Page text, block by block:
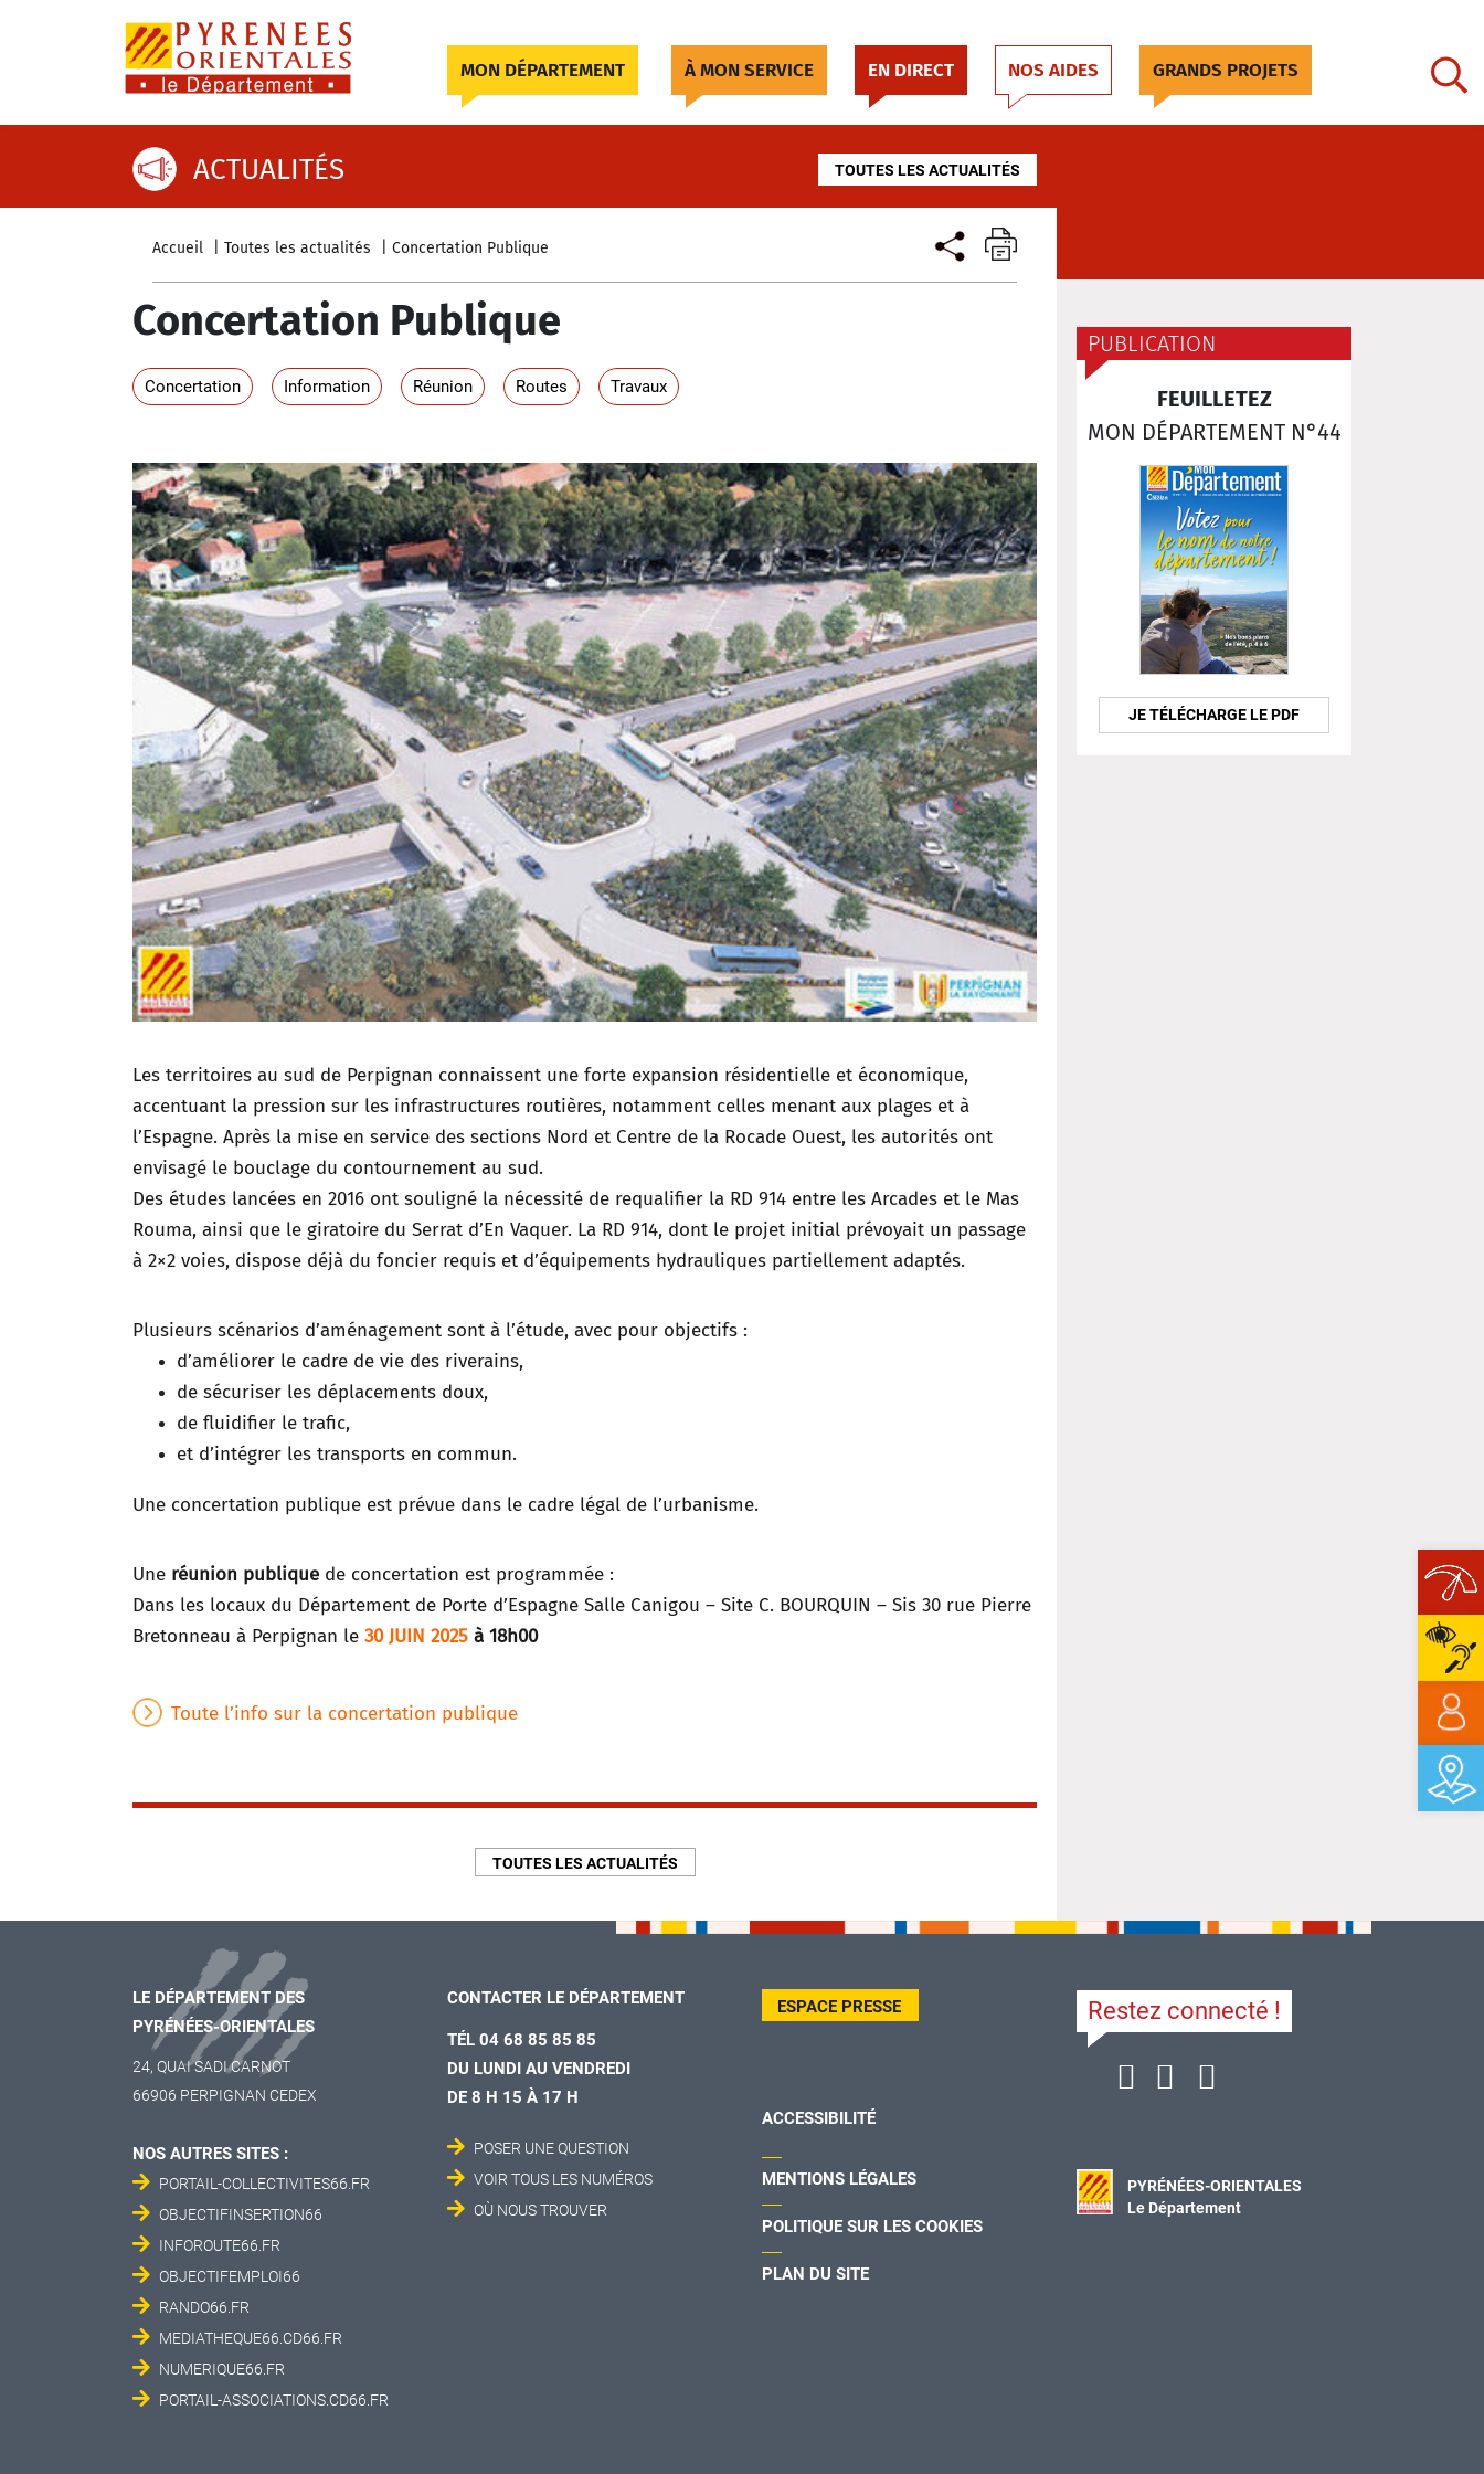
MON DÉPARTEMENT À MON SERVICE EN DIRECT NOS AIDES GRANDS PROJETS
ACTUALITÉS TOUTES LES ACTUALITÉS
Accueil Toutes les actualités Concertation Publique
Concertation Publique
Concertation Information Réunion Routes Travaux
Les territoires au sud de Perpignan connaissent une forte expansion résidentielle et économique,
accentuant la pression sur les infrastructures routières, notamment celles menant aux plages et à
l’Espagne. Après la mise en service des sections Nord et Centre de la Rocade Ouest, les autorités ont
envisagé le bouclage du contournement au sud.
Des études lancées en 2016 ont souligné la nécessité de requalifier la RD 914 entre les Arcades et le Mas
Rouma, ainsi que le giratoire du Serrat d’En Vaquer. La RD 914, dont le projet initial prévoyait un passage
à 2×2 voies, dispose déjà du foncier requis et d’équipements hydrauliques partiellement adaptés.
Plusieurs scénarios d’aménagement sont à l’étude, avec pour objectifs :
d’améliorer le cadre de vie des riverains,
de sécuriser les déplacements doux,
de fluidifier le trafic,
et d’intégrer les transports en commun.
Une concertation publique est prévue dans le cadre légal de l’urbanisme.
Une réunion publique de concertation est programmée :
Dans les locaux du Département de Porte d’Espagne Salle Canigou – Site C. BOURQUIN – Sis 30 rue Pierre
Bretonneau à Perpignan le 30 JUIN 2025 à 18h00
Toute l’info sur la concertation publique
TOUTES LES ACTUALITÉS
PUBLICATION
FEUILLETEZ
MON DÉPARTEMENT N°44
JE TÉLÉCHARGE LE PDF
LE DÉPARTEMENT DES
PYRÉNÉES-ORIENTALES
24, QUAI SADI CARNOT
66906 PERPIGNAN CEDEX
NOS AUTRES SITES :
PORTAIL-COLLECTIVITES66.FR
OBJECTIFINSERTION66
INFOROUTE66.FR
OBJECTIFEMPLOI66
RANDO66.FR
MEDIATHEQUE66.CD66.FR
NUMERIQUE66.FR
PORTAIL-ASSOCIATIONS.CD66.FR
CONTACTER LE DÉPARTEMENT
TÉL 04 68 85 85 85
DU LUNDI AU VENDREDI
DE 8 H 15 À 17 H
POSER UNE QUESTION
VOIR TOUS LES NUMÉROS
OÙ NOUS TROUVER
ESPACE PRESSE
ACCESSIBILITÉ
MENTIONS LÉGALES
POLITIQUE SUR LES COOKIES
PLAN DU SITE
Restez connecté !
PYRÉNÉES-ORIENTALES
Le Département